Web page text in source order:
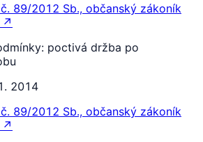
89/2012 Sb., občanský zákoník
↗
poctivá držba po
2014
89/2012 Sb., občanský zákoník
↗